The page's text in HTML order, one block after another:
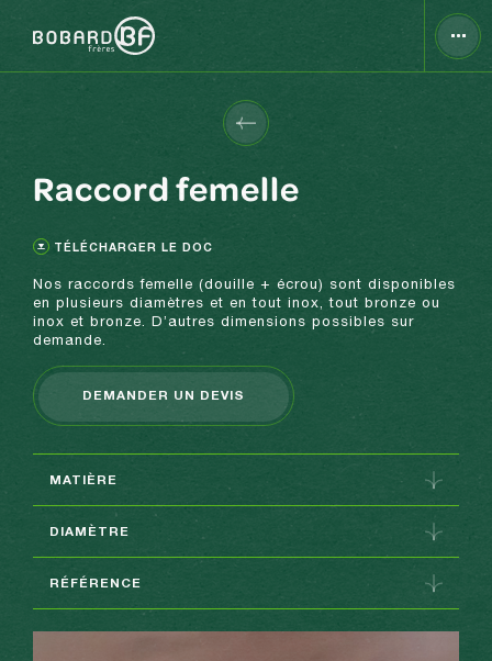
Raccord femelle
TÉLÉCHARGER LE DOC
MATIÈRE
Inox et/ou Bronze
DIAMÈTRE
RÉFÉRENCE
Nos raccords femelle (douille + écrou) sont disponibles
en plusieurs diamètres et en tout inox, tout bronze ou
inox et bronze. D’autres dimensions possibles sur
demande.
DEMANDER UN DEVIS